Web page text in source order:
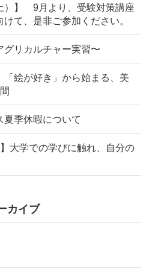
）】 9月より、受験対策講座
て、是非ご参加ください。
グリカルチャー実習〜
「絵が好き」から始まる、美
夏季休暇について
大学での学びに触れ、自分の
カイブ